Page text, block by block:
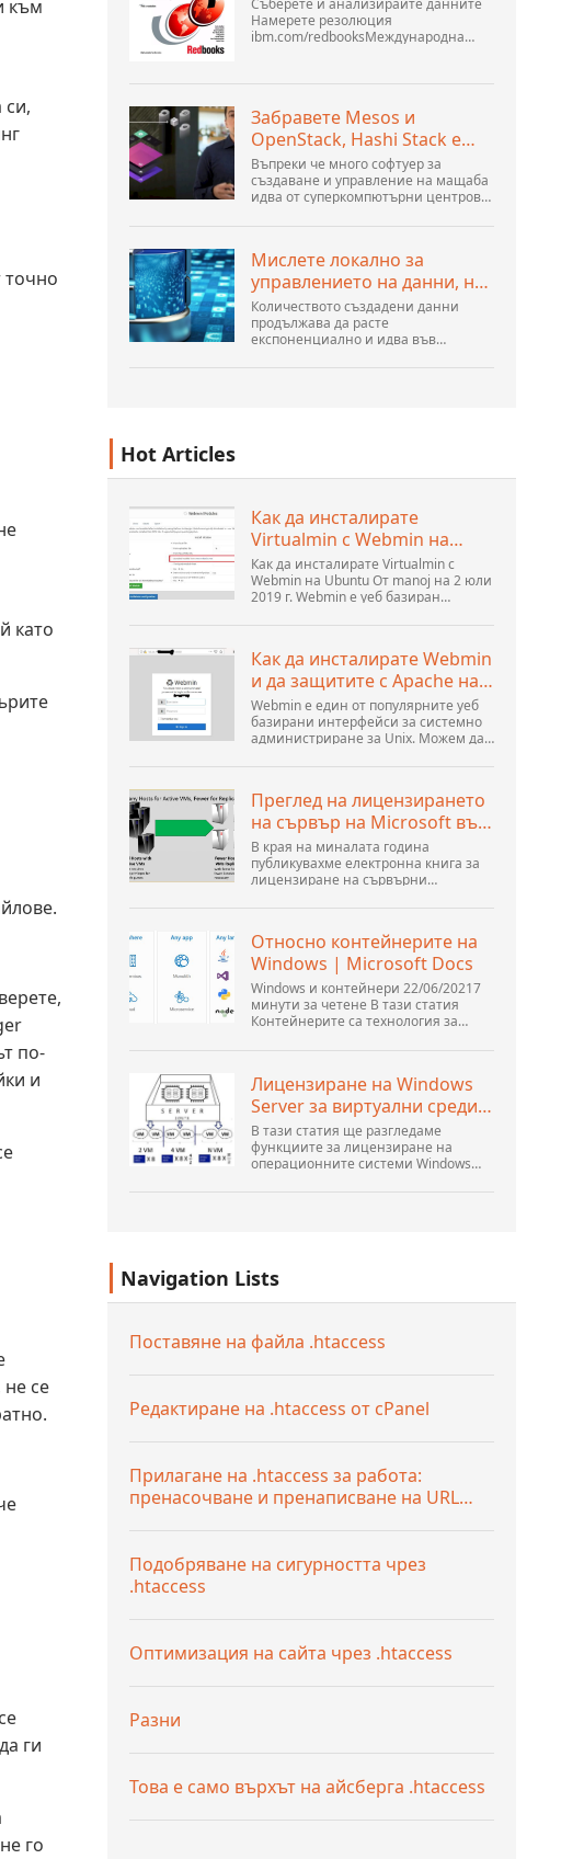
към
точно
като
по-
и
се
ги
го
Съберете и анализирайте данните
Намерете резолюция
ibm.com/redbooksМеждународна
Server V6 Определяне на проблеми
Ноември 2005 г. SG2...
Забравете Mesos и
OpenStack, Hashi Stack е
новата следваща
платформа
Въпреки че много софтуер за
създаване и управление на мащаба
идва от суперкомпютърни центрове,
създатели на публични облаци, все
направени от хората...
Мислете локално за
управлението на данни, но
действайте глобално
Количеството създадени данни
продължава да расте
експоненциално и идва във
безброй места. Той е структуриран и
Hot Articles
Как да инсталирате
Virtualmin с Webmin на
Ubuntu - Interserver ...
Как да инсталирате Virtualmin с
Webmin на Ubuntu От manoj на 2 юли
2019 г. Webmin е уеб базиран
настроите потребителски акаунт,
файлове. Той е много удобен за
потребителя...
Как да инсталирате Webmin
и да защитите с Apache на
Ubuntu 18.04 ...
Webmin е един от популярните уеб
базирани интерфейси за системно
администриране за Unix. Можем да
помощта на подходящите модули
официални модули...
Преглед на лицензирането
на сървър на Microsoft във
виртуална среда
В края на миналата година
публикувахме електронна книга за
лицензиране на сървърни
във виртуална среда. Това беше
Маурер и Андрю Сиревиче. Към...
Относно контейнерите на
Windows | Microsoft Docs
Windows и контейнери 22/06/20217
минути за четене В тази статия
Контейнерите са технология за
и Linux приложения в различни
Лицензиране на Windows
Server за виртуални среди |
Windows...
В тази статия ще разгледаме
функциите за лицензиране на
операционните системи Windows
точка на новия лицензионен модел
Navigation Lists
Поставяне на файла .htaccess
Редактиране на .htaccess от cPanel
Прилагане на .htaccess за работа:
пренасочване и пренаписване на URL
Подобряване на сигурността чрез
.htaccess
Оптимизация на сайта чрез .htaccess
Разни
Това е само върхът на айсберга .htaccess